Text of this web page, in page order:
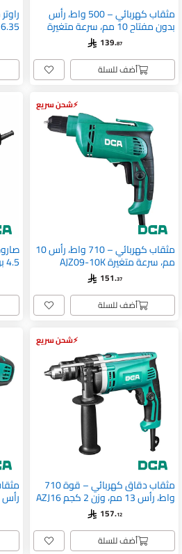
مثقاب كهربائي – 500 واط، رأس
بدون مفتاح 10 مم، سرعة متغيرة
AJZ05-10AK
139.87
أضف للسلة
6.35 مم، وزن 1.6 كجم AMP04-6
شحن سريع
مثقاب كهربائي – 710 واط، رأس 10
مم، سرعة متغيرة AJZ09-10K
151.37
أضف للسلة
4.5 بوصة (115 مم) ASM03-115
شحن سريع
مثقاب دقاق كهربائي – قوة 710
واط، رأس 13 مم، وزن 2 كجم AZJ16
157.12
أضف للسلة
رأس 10 مم ADJZ1202E